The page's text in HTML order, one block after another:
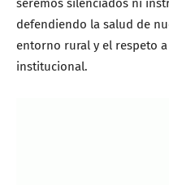
defendiendo la salud de
entorno rural y el respeto
institucional.